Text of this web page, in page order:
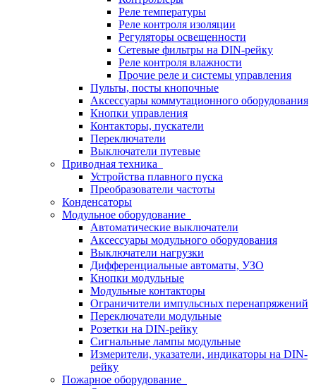
Реле температуры
Реле контроля изоляции
Регуляторы освещенности
Сетевые фильтры на DIN-рейку
Реле контроля влажности
Прочие реле и системы управления
Пульты, посты кнопочные
Аксессуары коммутационного оборудования
Кнопки управления
Контакторы, пускатели
Переключатели
Выключатели путевые
Приводная техника
Устройства плавного пуска
Преобразователи частоты
Конденсаторы
Модульное оборудование
Автоматические выключатели
Аксессуары модульного оборудования
Выключатели нагрузки
Дифференциальные автоматы, УЗО
Кнопки модульные
Модульные контакторы
Ограничители импульсных перенапряжений
Переключатели модульные
Розетки на DIN-рейку
Сигнальные лампы модульные
Измерители, указатели, индикаторы на DIN-
рейку
Пожарное оборудование